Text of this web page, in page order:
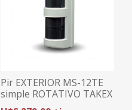
Pir EXTERIOR MS-12TE
simple ROTATIVO TAKEX